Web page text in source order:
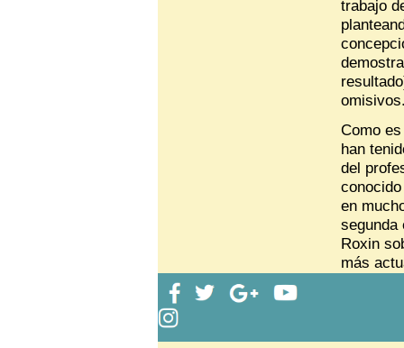
trabajo
Como
han
del
en
segunda
Roxin
más